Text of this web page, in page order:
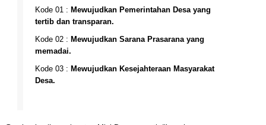
Kode 01 : Mewujudkan Pemerintahan Desa yang
tertib dan transparan.
Kode 02 : Mewujudkan Sarana Prasarana yang
memadai.
Kode 03 : Mewujudkan Kesejahteraan Masyarakat
Desa.